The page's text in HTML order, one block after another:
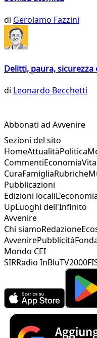
di Gerolamo Fazzini
Delitti, paura,
di Leonardo Becchetti
Abbonati ad Avvenire
Sezioni del sito
HomeAttualitàPolitica
CommentiEconomia
CuraFamigliaRubriche
Pubblicazioni
Edizioni locali
UpLuoghi dell'Infinito
Avvenire
Chi siamoRedazione
AvvenirePubblicità
Mondo CEI
SIRRadio InBluTV2000